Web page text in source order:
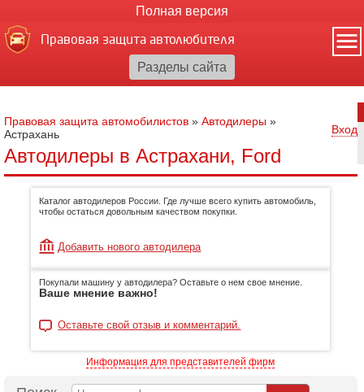
Полная версия
Правовая защита автолюбителя
Правовая защита автомобилистов » Автодилеры »
Астрахань
Вход
Автодилеры в Астрахани, Ford
Каталог автодилеров России. Где лучше всего купить автомобиль,
чтобы остаться довольным качеством покупки.
Добавить нового автодилера
Покупали машину у автодилера? Оставьте о нем свое мнение.
Ваше мнение важно!
Оставьте свой отзыв и комментарий.
Информация для представителей фирм